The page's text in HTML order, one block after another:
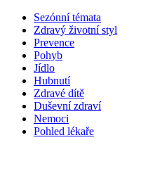
Sezónní témata
Zdravý životní styl
Prevence
Pohyb
Jídlo
Hubnutí
Zdravé dítě
Duševní zdraví
Nemoci
Pohled lékaře